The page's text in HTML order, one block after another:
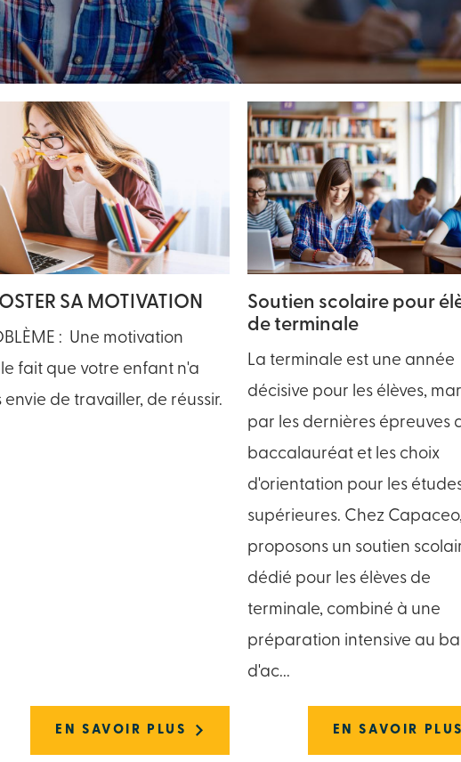
SA MOTIVATION
: Une motivation
fait que votre enfant n'a
envie de travailler, de réussir.
EN SAVOIR PLUS
Soutien scolaire pour
de terminale
La terminale est une année
décisive pour les élèves,
par les dernières épreuves
baccalauréat et les choix
d'orientation pour les
supérieures. Chez
proposons un soutien
dédié pour les élèves de
terminale, combiné à une
préparation intensive au
d'ac...
EN SAVOIR